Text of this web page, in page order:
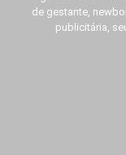
de gestante,
publicitária,